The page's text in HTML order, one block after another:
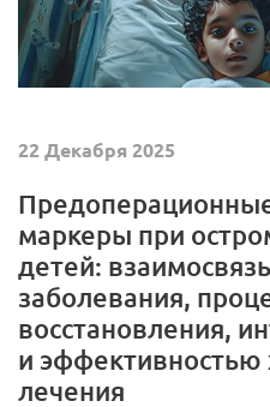
22 Декабря 2025
маркеры при
детей:
заболевания,
восстановления,
и эффективностью
лечения